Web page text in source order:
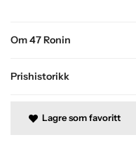
Om 47 Ronin
Prishistorikk
Lagre som favoritt